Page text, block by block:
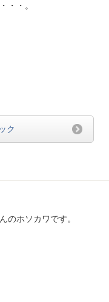
・・。
ク
のホソカワです。